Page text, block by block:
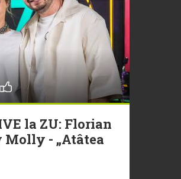
la ZU: Florian
Molly - „Atâtea